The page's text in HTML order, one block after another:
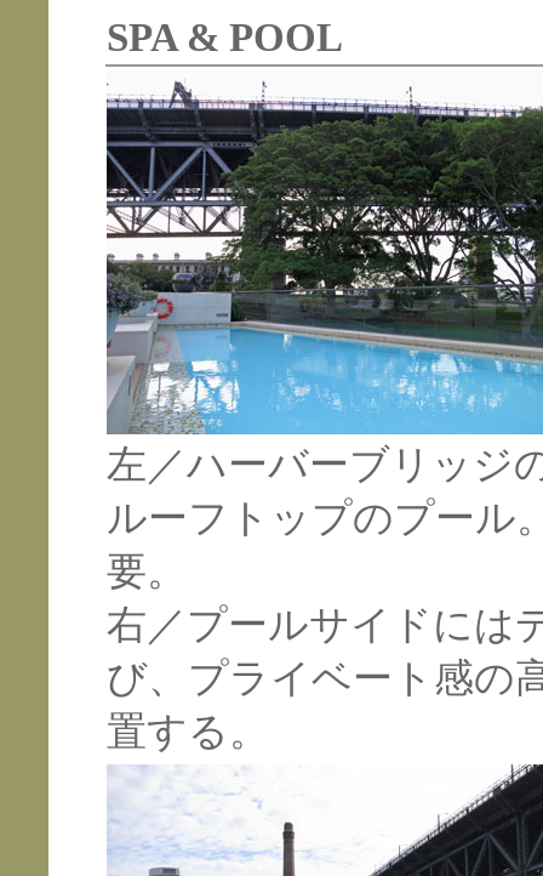
SPA & POOL
左／ハーバーブリッジ
ルーフトップのプール
要。
右／プールサイドには
び、プライベート感の
置する。